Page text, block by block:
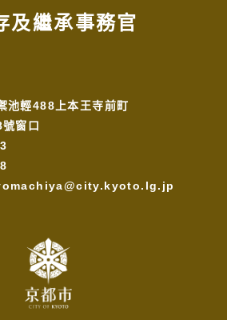
及繼承事務官
池輕488上本王寺前町
窗口